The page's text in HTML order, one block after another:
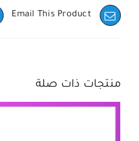
Email This Product
منتجات ذات صلة